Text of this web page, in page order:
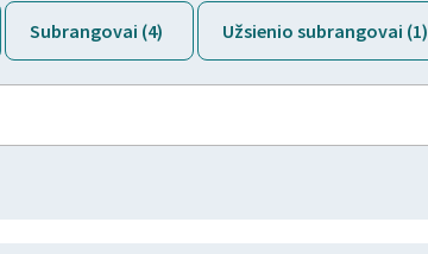
Subrangovai (4) Užsienio subrangovai (1)